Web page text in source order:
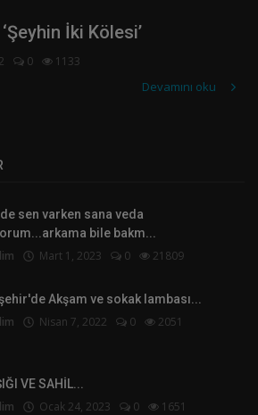
İki Kölesi’
0 1133
Devamını oku
sen varken sana veda
bile bakm...
Mart 1, 2023 0 21809
Akşam ve sokak lambası...
Nisan 7, 2022 0 2051
VE SAHİL...
Ocak 24, 2023 0 1651